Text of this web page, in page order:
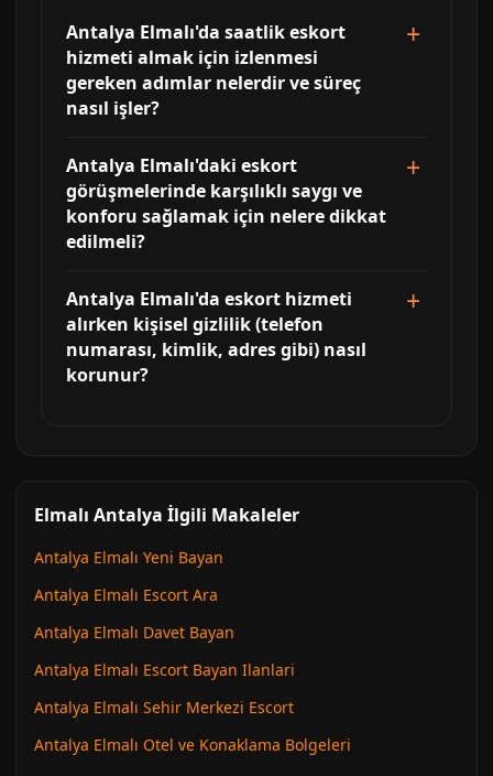
Antalya Elmalı'da saatlik eskort
hizmeti almak için izlenmesi
gereken adımlar nelerdir ve süreç
nasıl işler?
Antalya Elmalı'daki eskort
görüşmelerinde karşılıklı saygı ve
konforu sağlamak için nelere dikkat
edilmeli?
Antalya Elmalı'da eskort hizmeti
alırken kişisel gizlilik (telefon
numarası, kimlik, adres gibi) nasıl
korunur?
Elmalı Antalya İlgili Makaleler
Antalya Elmalı Yeni Bayan
Antalya Elmalı Escort Ara
Antalya Elmalı Davet Bayan
Antalya Elmalı Escort Bayan Ilanlari
Antalya Elmalı Sehir Merkezi Escort
Antalya Elmalı Otel ve Konaklama Bolgeleri